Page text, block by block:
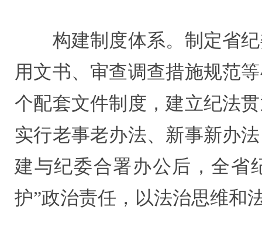
构建制度体系。制定省纪
用文书、审查调查措施规范
个配套文件制度，建立纪法
实行老事老办法、新事新办
建与纪委合署办公后，全省
护”政治责任，以法治思维和